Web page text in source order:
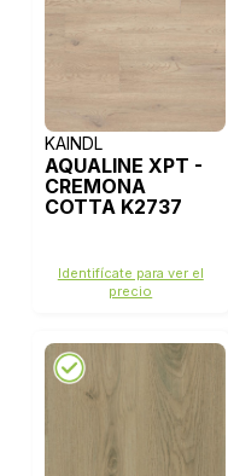
KAINDL
AQUALINE XPT -
CREMONA
COTTA K2737
Identifícate para ver el
precio